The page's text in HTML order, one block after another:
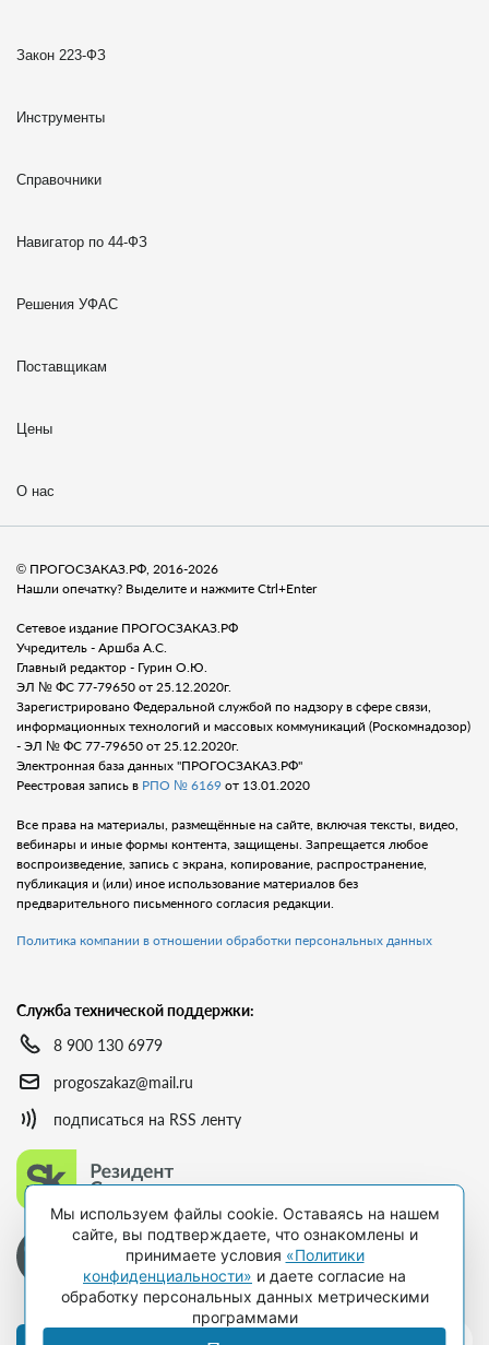
Закон 223-ФЗ
Инструменты
Справочники
Навигатор по 44-ФЗ
Решения УФАС
Поставщикам
Цены
О нас
© ПРОГОСЗАКАЗ.РФ, 2016-2026
Нашли опечатку? Выделите и нажмите Ctrl+Enter
Сетевое издание ПРОГОСЗАКАЗ.РФ
Учредитель - Аршба А.С.
Главный редактор - Гурин О.Ю.
ЭЛ № ФС 77-79650 от 25.12.2020г.
Зарегистрировано Федеральной службой по надзору в сфере связи,
информационных технологий и массовых коммуникаций (Роскомнадозор)
- ЭЛ № ФС 77-79650 от 25.12.2020г.
Электронная база данных "ПРОГОСЗАКАЗ.РФ"
Реестровая запись в РПО № 6169 от 13.01.2020
Все права на материалы, размещённые на сайте, включая тексты, видео,
вебинары и иные формы контента, защищены. Запрещается любое
воспроизведение, запись с экрана, копирование, распространение,
публикация и (или) иное использование материалов без
предварительного письменного согласия редакции.
Политика компании в отношении обработки персональных данных
Служба технической поддержки:
8 900 130 6979
progoszakaz@mail.ru
подписаться на RSS ленту
Мы используем файлы cookie. Оставаясь на нашем
сайте, вы подтверждаете, что ознакомлены и
принимаете условия «Политики
конфиденциальности» и даете согласие на
обработку персональных данных метрическими
программами